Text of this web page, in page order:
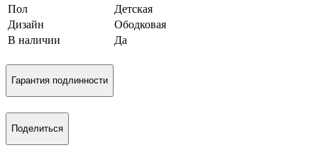
Пол
Детская
Дизайн
Ободковая
В наличии
Да
Гарантия подлинности
Поделиться